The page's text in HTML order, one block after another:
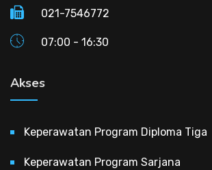
021-7546772
07:00 - 16:30
Akses
Keperawatan Program Diploma Tiga
Keperawatan Program Sarjana